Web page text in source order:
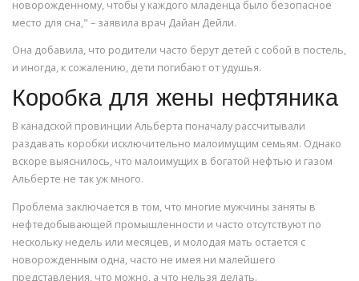
новорожденному, чтобы у каждого младенца было безопасное
место для сна," – заявила врач Дайан Дейли.
Она добавила, что родители часто берут детей с собой в постель,
и иногда, к сожалению, дети погибают от удушья.
Коробка для жены нефтяника
В канадской провинции Альберта поначалу рассчитывали
раздавать коробки исключительно малоимущим семьям. Однако
вскоре выяснилось, что малоимущих в богатой нефтью и газом
Альберте не так уж много.
Проблема заключается в том, что многие мужчины заняты в
нефтедобывающей промышленности и часто отсутствуют по
нескольку недель или месяцев, и молодая мать остается с
новорожденным одна, часто не имея ни малейшего
представления, что можно, а что нельзя делать.